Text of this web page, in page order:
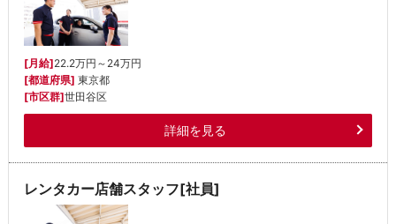
[月給]22.2万円～24万円
[都道府県] 東京都
[市区群]世田谷区
詳細を見る
レンタカー店舗スタッフ[社員]